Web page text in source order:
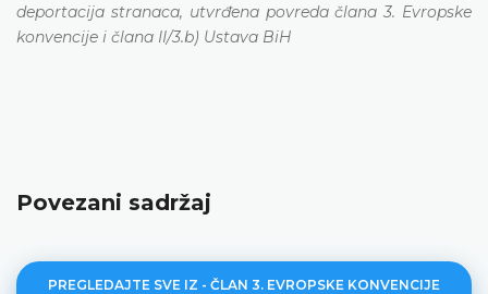
deportacija stranaca, utvrđena povreda člana 3. Evropske
konvencije i člana II/3.b) Ustava BiH
Povezani sadržaj
PREGLEDAJTE SVE IZ - ČLAN 3. EVROPSKE KONVENCIJE